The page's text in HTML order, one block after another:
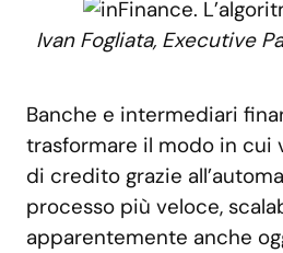
Ivan Fogliata, Executive
Banche e intermediari
trasformare il modo in cui
di credito grazie
processo più veloce,
apparentemente anche